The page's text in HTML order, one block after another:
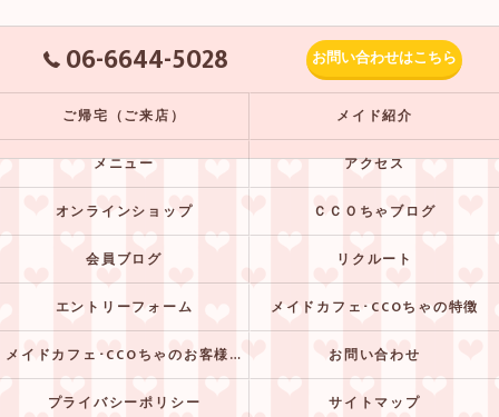
06-6644-5028 お問い合わせはこちら
ご帰宅（ご来店） メイド紹介
メニュー アクセス
オンラインショップ ＣＣＯちゃブログ
会員ブログ リクルート
エントリーフォーム メイドカフェ･CCOちゃの特徴
メイドカフェ･CCOちゃのお客様の声 お問い合わせ
プライバシーポリシー サイトマップ